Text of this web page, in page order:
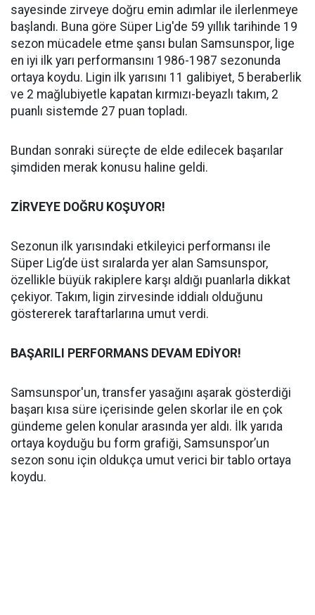
sayesinde zirveye doğru emin adımlar ile ilerlenmeye
başlandı. Buna göre Süper Lig'de 59 yıllık tarihinde 19
sezon mücadele etme şansı bulan Samsunspor, lige
en iyi ilk yarı performansını 1986-1987 sezonunda
ortaya koydu. Ligin ilk yarısını 11 galibiyet, 5 beraberlik
ve 2 mağlubiyetle kapatan kırmızı-beyazlı takım, 2
puanlı sistemde 27 puan topladı.
Bundan sonraki süreçte de elde edilecek başarılar
şimdiden merak konusu haline geldi.
ZİRVEYE DOĞRU KOŞUYOR!
Sezonun ilk yarısındaki etkileyici performansı ile
Süper Lig’de üst sıralarda yer alan Samsunspor,
özellikle büyük rakiplere karşı aldığı puanlarla dikkat
çekiyor. Takım, ligin zirvesinde iddialı olduğunu
göstererek taraftarlarına umut verdi.
BAŞARILI PERFORMANS DEVAM EDİYOR!
Samsunspor'un, transfer yasağını aşarak gösterdiği
başarı kısa süre içerisinde gelen skorlar ile en çok
gündeme gelen konular arasında yer aldı. İlk yarıda
ortaya koyduğu bu form grafiği, Samsunspor’un
sezon sonu için oldukça umut verici bir tablo ortaya
koydu.